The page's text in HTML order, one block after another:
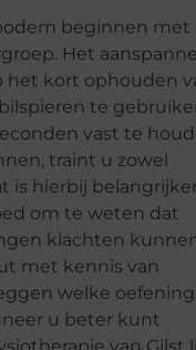
beginnen met
Het
het kort ophouden
te
vast te
traint u zowel
is hierbij
om te weten dat
klachten
met kennis van
welke
u beter kunt